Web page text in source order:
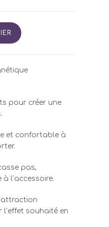
pour créer une
et confortable à
pas,
l’accessoire.
souhaité en